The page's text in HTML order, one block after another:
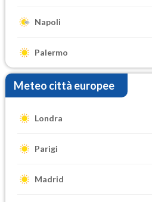
Napoli
Palermo
Meteo città europee
Londra
Parigi
Madrid